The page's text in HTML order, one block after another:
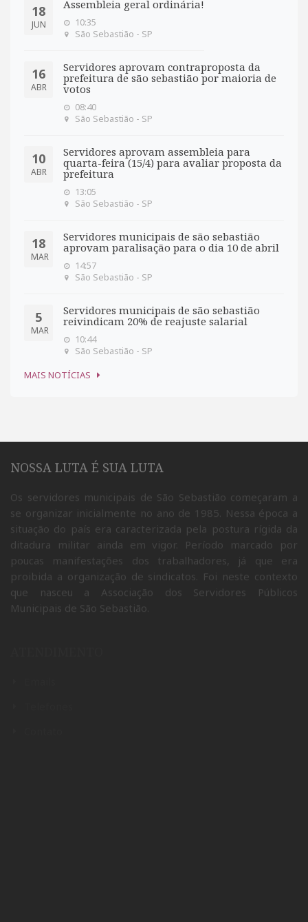
18
JUN
Assembleia geral ordinária!
10:35
São Sebastião - SP
16
ABR
Servidores aprovam contraproposta da
prefeitura de são sebastião por maioria de
votos
08:40
São Sebastião - SP
10
ABR
Servidores aprovam assembleia para
quarta-feira (15/4) para avaliar proposta da
prefeitura
13:05
São Sebastião - SP
18
MAR
Servidores municipais de são sebastião
aprovam paralisação para o dia 10 de abril
14:57
São Sebastião - SP
5
MAR
Servidores municipais de são sebastião
reivindicam 20% de reajuste salarial
10:44
São Sebastião - SP
MAIS NOTÍCIAS
NOSSA LUTA É SUA LUTA
Os servidores municipais de São Sebastião começaram a
se organizar inicialmente no ano de 1985. Nessa época a
situação do país era caracterizada pela postura rígida da
ditadura militar ainda em vigor. Período marcado por
poucas manifestações dos trabalhadores, já que era
proibida a organização de sindicatos. Foi neste contexto
que nasceu a Associação dos Servidores Públicos
Municipais de São Sebastião.